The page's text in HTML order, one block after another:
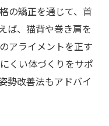
の矯正を通じて、首
ば、猫背や巻き肩を
アライメントを正す
くい体づくりをサポ
勢改善法もアドバイ